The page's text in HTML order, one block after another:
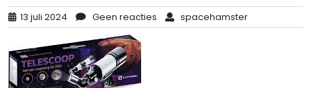
13 juli 2024 Geen reacties spacehamster